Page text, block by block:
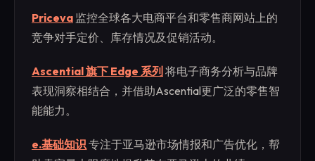
Priceva 监控全球各大电商平台和零售商网站上的
竞争对手定价、库存情况及促销活动。
Ascential 旗下 Edge 系列 将电子商务分析与品牌
表现洞察相结合，并借助Ascential更广泛的零售智
能能力。
e.基础知识专注于亚马逊市场情报和广告优化，帮